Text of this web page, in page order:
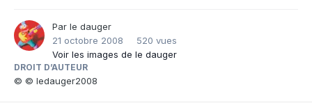
Par le dauger
21 octobre 2008
520 vues
Voir les images de le dauger
DROIT D’AUTEUR
© © ledauger2008